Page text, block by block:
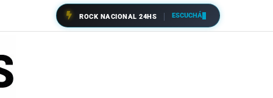
ROCK NACIONAL 24HS ESCUCHÁ